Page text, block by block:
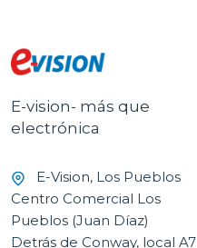
E-vision- más que
electrónica
E-Vision, Los Pueblos
Centro Comercial Los
Pueblos (Juan Díaz)
Detrás de Conway, local A7